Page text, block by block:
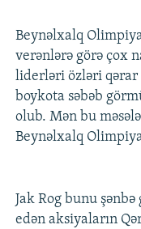
Beynəlxalq
verənlərə görə çox
liderləri özləri
boykota səbəb
olub. Mən bu
Beynəlxalq
Jak Rog bunu
edən aksiyaların